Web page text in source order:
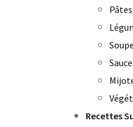
Recettes